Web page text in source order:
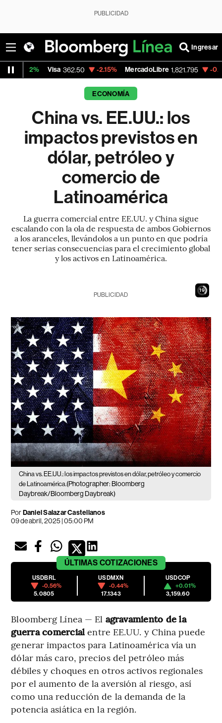
PUBLICIDAD
Ingresar
362.50 -2.15% MercadoLibre 1,821.795 -0.14% Banco de
ECONOMÍA
China vs. EE.UU.: los
impactos previstos en
dólar, petróleo y
comercio de
Latinoamérica
La guerra comercial entre EE.UU. y China sigue
escalando con la ola de respuesta de ambos Gobiernos
a los aranceles, llevándolos a un punto en que podría
tener serias consecuencias para el crecimiento global
y los activos en Latinoamérica.
17
PUBLICIDAD
China vs. EE.UU.: los impactos previstos en dólar, petróleo y comercio
de Latinoamérica.(Photographer: Bloomberg
Daybreak/Bloomberg Daybreak)
PorDaniel Salazar Castellanos
09 de abril, 2025 | 05:00 PM
ÚLTIMAS COTIZACIONES
USDBRL
-0.56%
5.0805
USDMXN
-0.44%
17.1343
USDCOP
+0.01%
3,159.60
Bloomberg Línea — El agravamiento de la
guerra comercialentre EE.UU. y China puede
generar impactos para Latinoamérica vía un
dólar más caro, precios del petróleo más
débiles y choques en otros activos regionales
por el aumento de la aversión al riesgo, así
como una reducción de la demanda de la
potencia asiática en la región.